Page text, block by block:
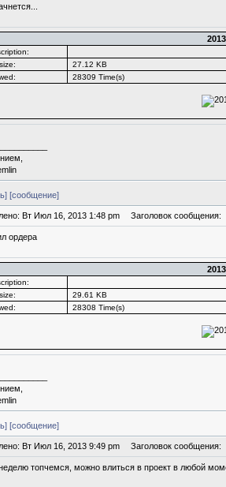
27.12 KB
28309 Time(s)
[сообщение]
Вт Июл 16, 2013 1:48 pm Заголовок сообщения:
ордера
29.61 KB
28308 Time(s)
[сообщение]
Вт Июл 16, 2013 9:49 pm Заголовок сообщения:
топчемся, можно влиться в проект в любой